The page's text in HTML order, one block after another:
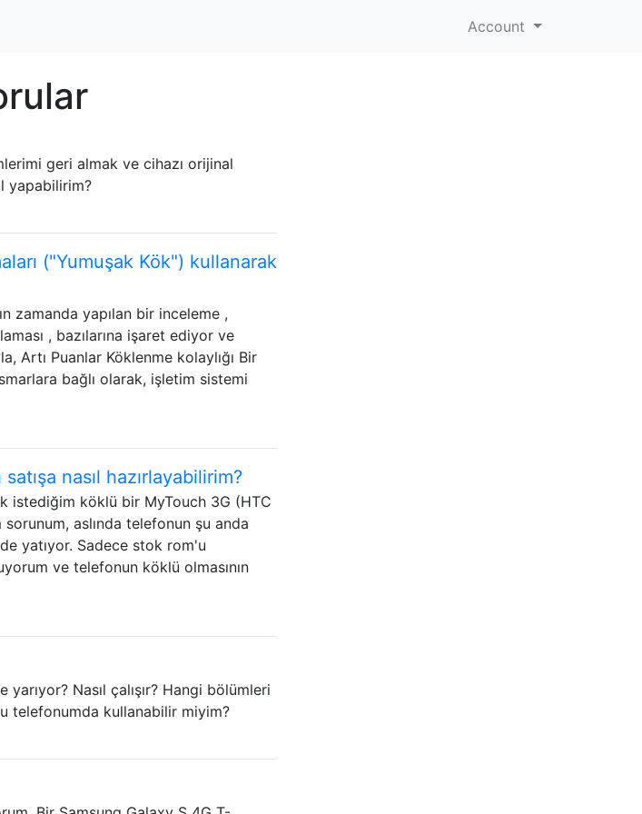
Account
geri almak ve cihazı orijinal
yapabilirim?
("Yumuşak Kök") kullanarak
zamanda yapılan bir inceleme ,
, bazılarına işaret ediyor ve
Artı Puanlar Köklenme kolaylığı Bir
bağlı olarak, işletim sistemi
nasıl hazırlayabilirim?
istediğim köklü bir MyTouch 3G (HTC
aslında telefonun şu anda
yatıyor. Sadece stok rom'u
ve telefonun köklü olmasının
Nasıl çalışır? Hangi bölümleri
telefonumda kullanabilir miyim?